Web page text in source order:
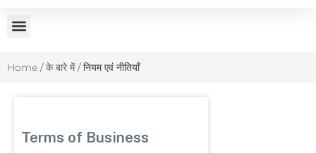
Home /के बारे में/नियम एवं नीतियाँ
Terms of Business